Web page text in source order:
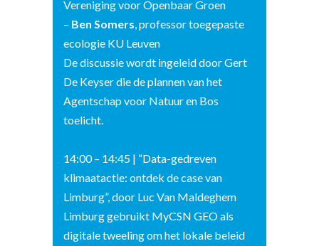
Vereniging voor Openbaar Groen
– Ben Somers, professor toegepaste
ecologie KU Leuven
De discussie wordt ingeleid door Gert
De Keyser die de plannen van het
Agentschap voor Natuur en Bos
toelicht.
14:00 – 14:45 | “Data-gedreven
klimaatactie: ontdek de case van
Limburg”, door Luc Van Maldeghem
Limburg gebruikt MyCSN GEO als
digitale tweeling om het lokale beleid